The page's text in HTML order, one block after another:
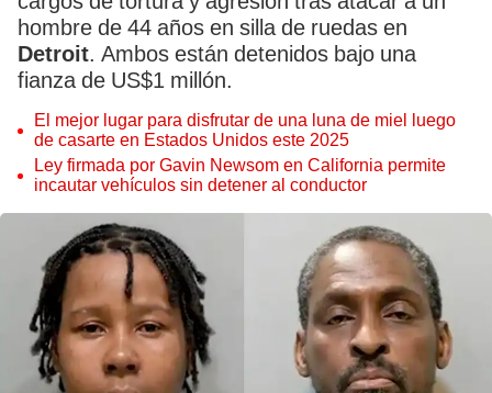
hombre de 44 años en silla de ruedas en
Detroit. Ambos están detenidos bajo una
fianza de US$1 millón.
El mejor lugar para disfrutar de una luna de miel luego
de casarte en Estados Unidos este 2025
Ley firmada por Gavin Newsom en California permite
incautar vehículos sin detener al conductor